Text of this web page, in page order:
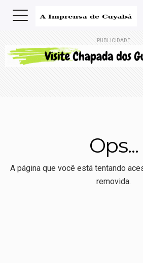
PUBLICIDADE
Ops...
A página que você está tentando
removida.